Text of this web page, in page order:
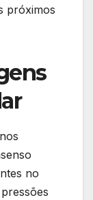
próximos
no